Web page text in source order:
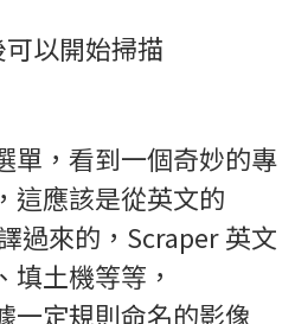
以開始掃描
，看到一個奇妙的專
這應該是從英文的
過來的，Scraper 英文
填土機等等，
一定規則命名的影像